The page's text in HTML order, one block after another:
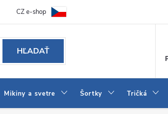
Ako vybrať džínsy Wrangler a LEE
CZ e-shop
HĽADAŤ
Mikiny a svetre Šortky Tričká